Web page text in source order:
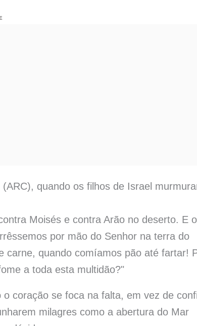
quando os filhos de Israel
Moisés e contra Arão no deserto. E
por mão do Senhor na terra do
carne, quando comíamos pão até fartar!
a toda esta multidão?"
coração se foca na falta, em vez de
milagres como a abertura do Mar